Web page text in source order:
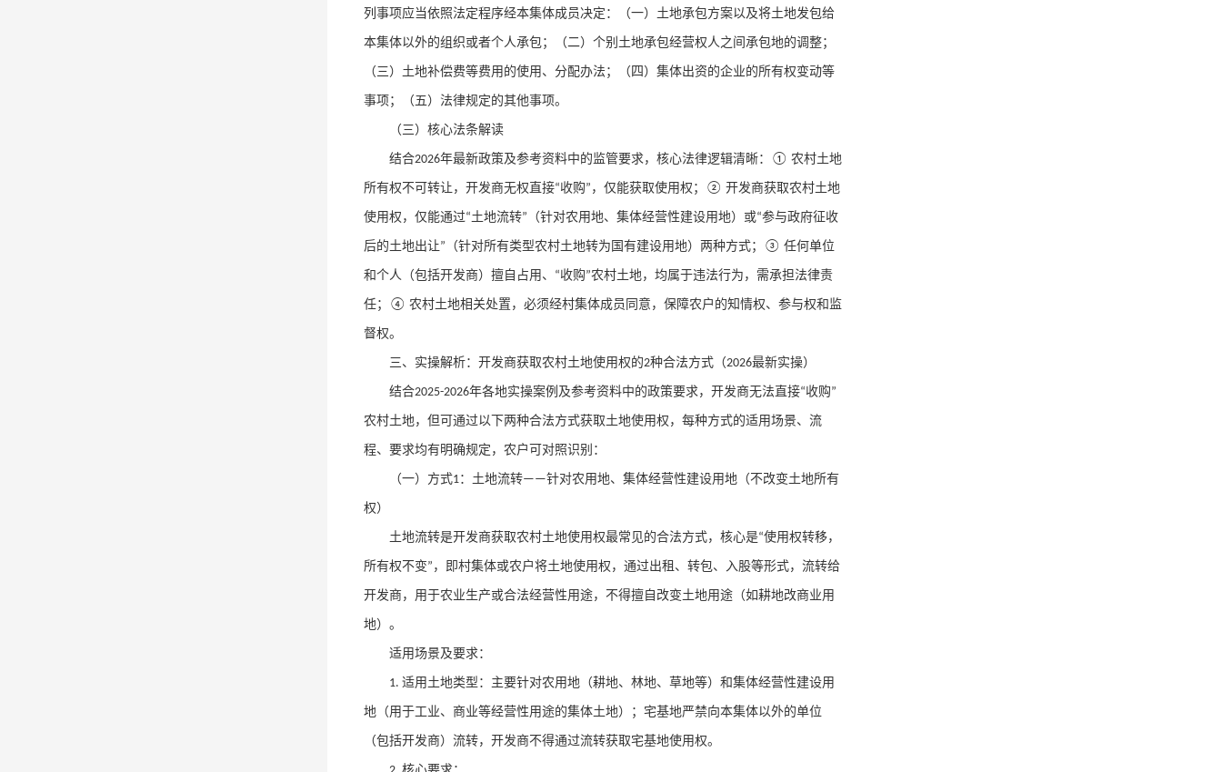
列事项应当依照法定程序经本集体成员决定：（一）土地承包方案以及将土地发包给
本集体以外的组织或者个人承包；（二）个别土地承包经营权人之间承包地的调整；
（三）土地补偿费等费用的使用、分配办法；（四）集体出资的企业的所有权变动等
事项；（五）法律规定的其他事项。
（三）核心法条解读
结合2026年最新政策及参考资料中的监管要求，核心法律逻辑清晰： ① 农村土地
所有权不可转让，开发商无权直接“收购” ，仅能获取使用权； ② 开发商获取农村土地
使用权，仅能通过“土地流转” （针对农用地、集体经营性建设用地）或“参与政府征收
后的土地出让” （针对所有类型农村土地转为国有建设用地）两种方式； ③ 任何单位
和个人（包括开发商）擅自占用、 “收购”农村土地，均属于违法行为，需承担法律责
任； ④ 农村土地相关处置，必须经村集体成员同意，保障农户的知情权、参与权和监
督权。
三、实操解析：开发商获取农村土地使用权的2种合法方式（2026最新实操）
结合2025-2026年各地实操案例及参考资料中的政策要求，开发商无法直接“收购”
农村土地，但可通过以下两种合法方式获取土地使用权，每种方式的适用场景、流
程、要求均有明确规定，农户可对照识别：
（一）方式1：土地流转——针对农用地、集体经营性建设用地（不改变土地所有
权）
土地流转是开发商获取农村土地使用权最常见的合法方式，核心是“使用权转移，
所有权不变” ，即村集体或农户将土地使用权，通过出租、转包、入股等形式，流转给
开发商，用于农业生产或合法经营性用途，不得擅自改变土地用途（如耕地改商业用
地）。
适用场景及要求：
1. 适用土地类型：主要针对农用地（耕地、林地、草地等）和集体经营性建设用
地（用于工业、商业等经营性用途的集体土地）；宅基地严禁向本集体以外的单位
（包括开发商）流转，开发商不得通过流转获取宅基地使用权。